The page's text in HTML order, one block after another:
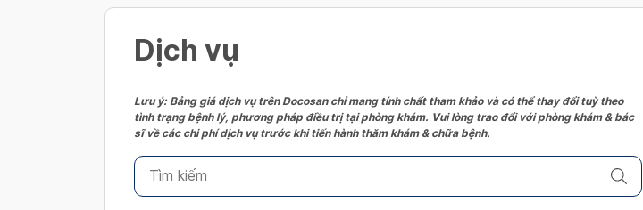
Dịch vụ
Lưu ý: Bảng giá dịch vụ trên Docosan chỉ mang tính chất tham khảo và có thể thay đổi tuỳ theo
tình trạng bệnh lý, phương pháp điều trị tại phòng khám. Vui lòng trao đổi với phòng khám & bác
sĩ về các chi phí dịch vụ trước khi tiến hành thăm khám & chữa bệnh.